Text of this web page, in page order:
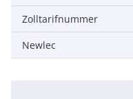
Zolltarifnummer
Newlec